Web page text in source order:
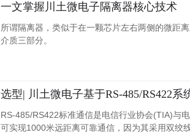
一文掌握川土微电子隔离器核心技术
所谓隔离器，类似于在一颗芯片左右两侧的微距
介质三部分。
选型| 川土微电子基于RS-485/RS422
RS-485/RS422标准通信是电信行业协会(TIA)与
可实现1000米远距离可靠通信，因为其采用双绞